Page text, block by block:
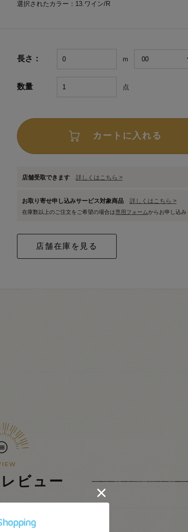
選択されたカラー：13.ワイン/R
長さ： m
数量 点
カートに入れる
店舗受取できます 詳しくはこちら >
お取り寄せ申し込みサービス対象商品 詳しくはこちら >
在庫数以上のご注文をご希望の場合は専用フォームからお申し込み
ビュー